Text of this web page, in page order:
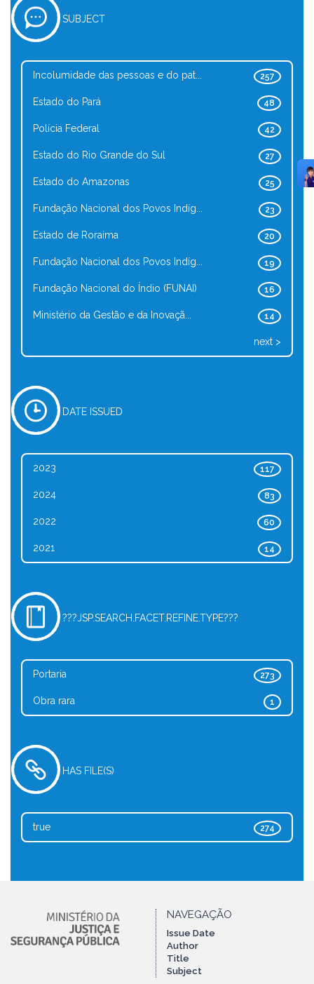
SUBJECT
257
Incolumidade das pessoas e do pat...
48
Estado do Pará
42
Polícia Federal
27
Estado do Rio Grande do Sul
25
Estado do Amazonas
23
Fundação Nacional dos Povos Indíg...
20
Estado de Roraima
19
Fundação Nacional dos Povos Indíg...
16
Fundação Nacional do Índio (FUNAI)
14
Ministério da Gestão e da Inovaçã...
next >
DATE ISSUED
117
2023
83
2024
60
2022
14
2021
???JSP.SEARCH.FACET.REFINE.TYPE???
273
Portaria
1
Obra rara
HAS FILE(S)
274
true
NAVEGAÇÃO
Issue Date
Author
Title
Subject